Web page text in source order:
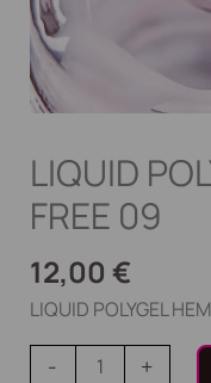
LIQUID
FREE 09
12,00 €
LIQUID POLYGEL
- +